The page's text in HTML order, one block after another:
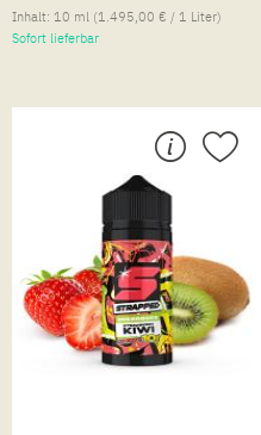
Inhalt: 10 ml (1.495,00 € / 1 Liter)
Sofort lieferbar